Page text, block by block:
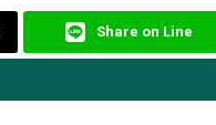
Share on Line